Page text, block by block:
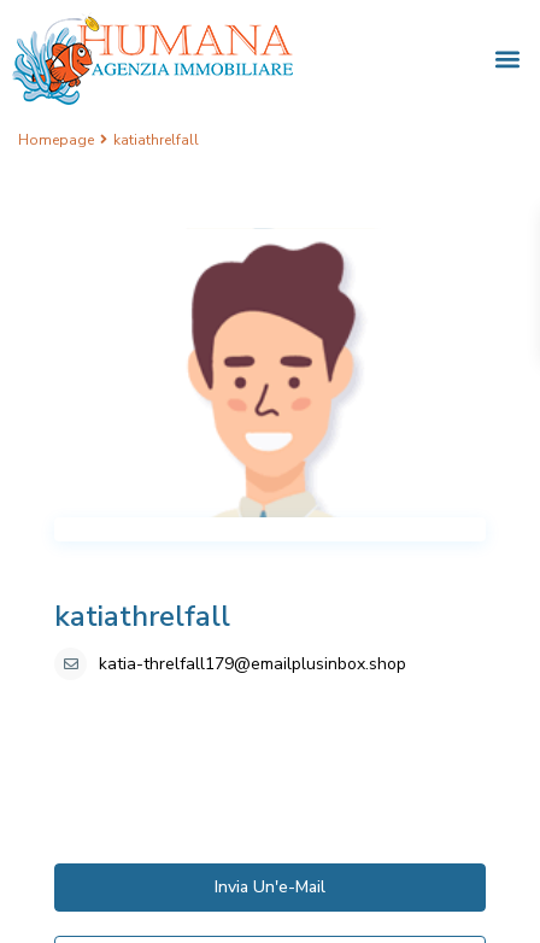
Homepage katiathrelfall
katiathrelfall
katia-threlfall179@emailplusinbox.shop
Invia Un'e-Mail